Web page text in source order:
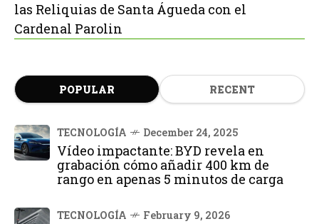
las Reliquias de Santa Águeda con el
Cardenal Parolin
POPULAR RECENT
TECNOLOGÍA December 24, 2025
Vídeo impactante: BYD revela en
grabación cómo añadir 400 km de
rango en apenas 5 minutos de carga
TECNOLOGÍA February 9, 2026